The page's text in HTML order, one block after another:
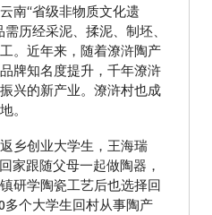
“省级非物质文化遗
历经采泥、揉泥、制坯、
。近年来，随着潦浒陶产
牌知名度提升，千年潦浒
兴的新产业。潦浒村也成
。
创业大学生，王海瑞
家跟随父母一起做陶器，
研学陶瓷工艺后也选择回
多个大学生回村从事陶产